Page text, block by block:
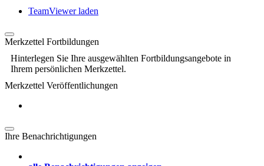
TeamViewer laden
Merkzettel Fortbildungen
Hinterlegen Sie Ihre ausgewählten Fortbildungsangebote in
Ihrem persönlichen Merkzettel.
Merkzettel Veröffentlichungen
Ihre Benachrichtigungen